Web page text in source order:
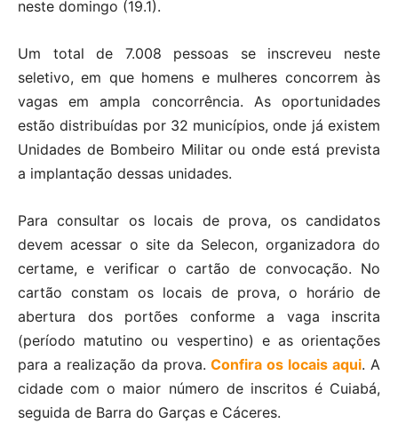
neste domingo (19.1).
Um total de 7.008 pessoas se inscreveu neste
seletivo, em que homens e mulheres concorrem às
vagas em ampla concorrência. As oportunidades
estão distribuídas por 32 municípios, onde já existem
Unidades de Bombeiro Militar ou onde está prevista
a implantação dessas unidades.
Para consultar os locais de prova, os candidatos
devem acessar o site da Selecon, organizadora do
certame, e verificar o cartão de convocação. No
cartão constam os locais de prova, o horário de
abertura dos portões conforme a vaga inscrita
(período matutino ou vespertino) e as orientações
para a realização da prova.Confira os locais aqui. A
cidade com o maior número de inscritos é Cuiabá,
seguida de Barra do Garças e Cáceres.